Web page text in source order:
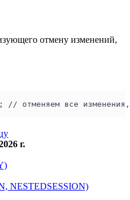
отмену изменений,
// отменяем все
г.
NESTEDSESSION)